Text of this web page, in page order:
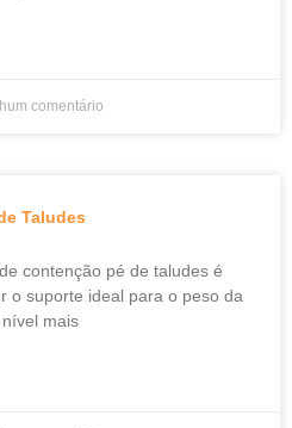
comentário
Taludes
contenção pé de taludes é
o suporte ideal para o peso da
mais